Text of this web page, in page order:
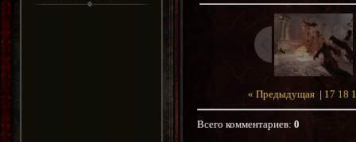
« Предыдущая | 17 18
Всего комментариев: 0